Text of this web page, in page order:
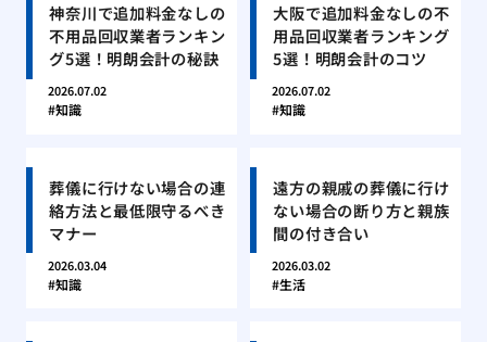
神奈川で追加料金なしの
不用品回収業者ランキン
グ5選！明朗会計の秘訣
2026.07.02
知識
大阪で追加料金なしの不
用品回収業者ランキング
5選！明朗会計のコツ
2026.07.02
知識
葬儀に行けない場合の連
絡方法と最低限守るべき
マナー
2026.03.04
知識
遠方の親戚の葬儀に行け
ない場合の断り方と親族
間の付き合い
2026.03.02
生活